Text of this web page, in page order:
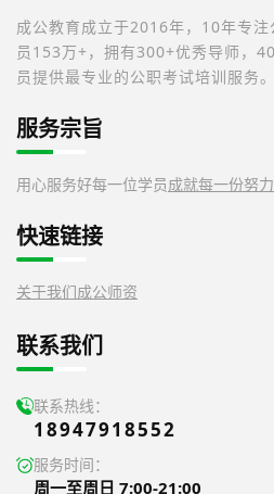
成公教育成立于2016年，10年专
员153万+，拥有300+优秀导师，
员提供最专业的公职考试培训服务。
服务宗旨
用心服务好每一位学员成就每一份努力
快速链接
关于我们成公师资
联系我们
联系热线：
18947918552
服务时间：
周一至周日 7:00-21:00